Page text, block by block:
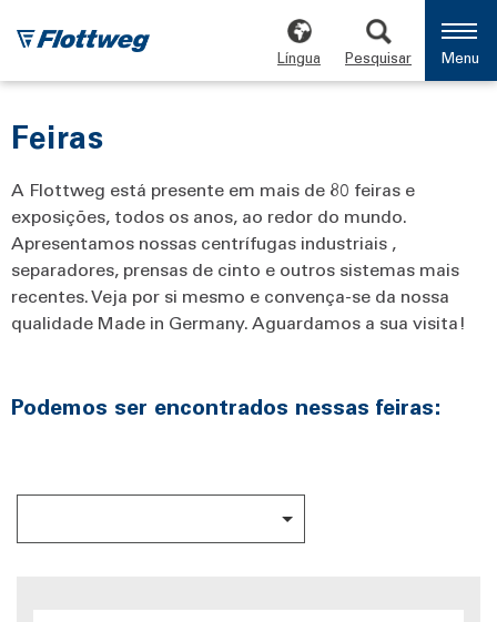
Língua Pesquisar Menu
Feiras
A Flottweg está presente em mais de 80 feiras e
exposições, todos os anos, ao redor do mundo.
Apresentamos nossas centrífugas industriais ,
separadores, prensas de cinto e outros sistemas mais
recentes. Veja por si mesmo e convença-se da nossa
qualidade Made in Germany. Aguardamos a sua visita!
Podemos ser encontrados nessas feiras: